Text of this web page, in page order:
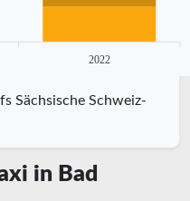
2022
Sächsische Schweiz-
in Bad